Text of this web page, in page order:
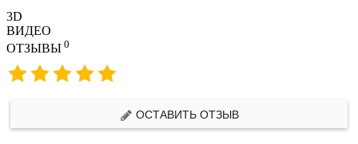
3D
ВИДЕО
ОТЗЫВЫ 0
ОСТАВИТЬ ОТЗЫВ